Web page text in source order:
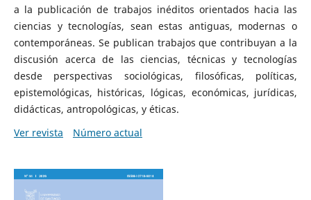
a la publicación de trabajos inéditos orientados hacia las
ciencias y tecnologías, sean estas antiguas, modernas o
contemporáneas. Se publican trabajos que contribuyan a la
discusión acerca de las ciencias, técnicas y tecnologías
desde perspectivas sociológicas, filosóficas, políticas,
epistemológicas, históricas, lógicas, económicas, jurídicas,
didácticas, antropológicas, y éticas.
Ver revista
Número actual